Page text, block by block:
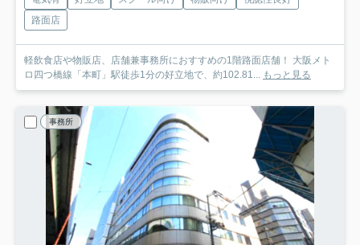
路面店
軽飲食店や物販店、店舗兼事務所におすすめの1階路面店舗！ 大阪メト
ロ四つ橋線「本町」駅徒歩1分の好立地で、約102.81... もっと見る
事務所